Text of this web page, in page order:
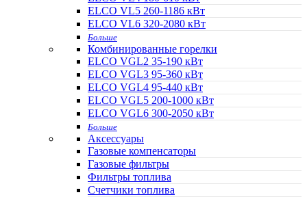
ELCO VL5 260-1186 кВт
ELCO VL6 320-2080 кВт
Больше
Комбинированные горелки
ELCO VGL2 35-190 кВт
ELCO VGL3 95-360 кВт
ELCO VGL4 95-440 кВт
ELCO VGL5 200-1000 кВт
ELCO VGL6 300-2050 кВт
Больше
Аксессуары
Газовые компенсаторы
Газовые фильтры
Фильтры топлива
Счетчики топлива